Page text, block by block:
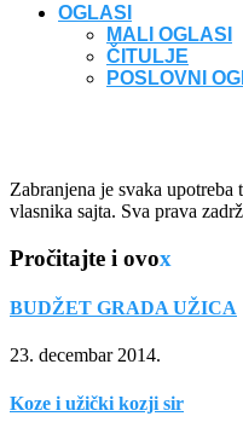
OGLASI
MALI OGLASI
ČITULJE
POSLOVNI
Zabranjena je svaka
vlasnika sajta. Sva prava
Pročitajte i ovox
BUDŽET GRADA UŽICA
23. decembar 2014.
Koze i užički kozji sir